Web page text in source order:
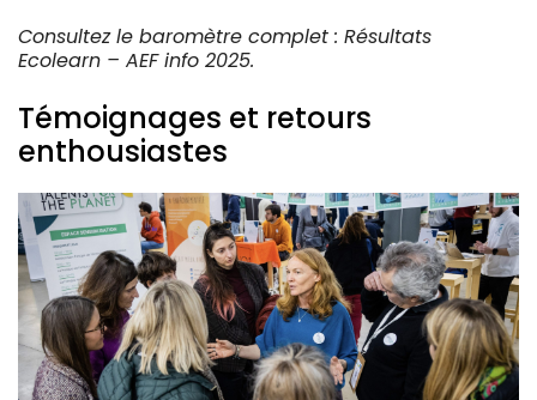
Consultez le baromètre complet : Résultats
Ecolearn – AEF info 2025.
Témoignages et retours
enthousiastes